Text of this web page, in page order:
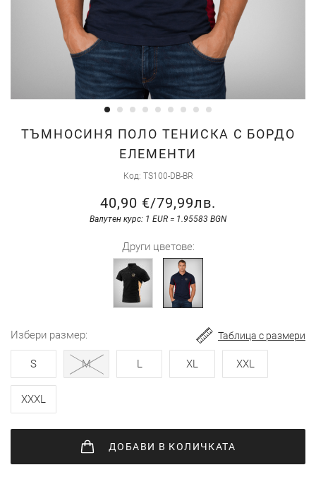
ТЪМНОСИНЯ ПОЛО ТЕНИСКА С БОРДО
ЕЛЕМЕНТИ
Код TS100-DB-BR
40,90 €/79,99лв.
Валутен курс: 1 EUR = 1.95583 BGN
Други цветове:
избери размер
S M L XL XXL
XXXL
Таблица с размери
ДОБАВИ В КОЛИЧКАТА
Преминете